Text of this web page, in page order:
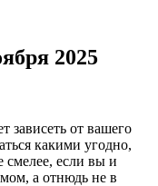
2025
зависеть от вашего
какими угодно,
смелее, если вы и
а отнюдь не в